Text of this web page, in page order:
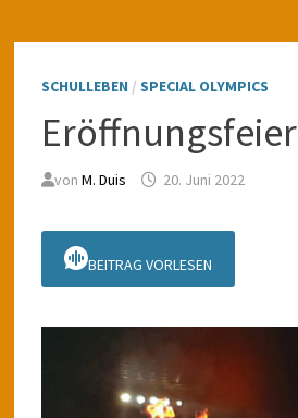
SCHULLEBEN / SPECIAL OLYMPICS
Eröffnungsfeier
von M. Duis 20. Juni 2022
BEITRAG VORLESEN